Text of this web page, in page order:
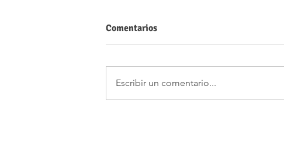
Comentarios
Escribir un comentario...